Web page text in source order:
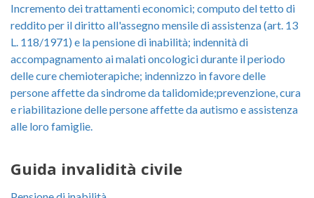
Incremento dei trattamenti economici; computo del tetto di
reddito per il diritto all'assegno mensile di assistenza (art. 13
L. 118/1971) e la pensione di inabilità; indennità di
accompagnamento ai malati oncologici durante il periodo
delle cure chemioterapiche; indennizzo in favore delle
persone affette da sindrome da talidomide;prevenzione, cura
e riabilitazione delle persone affette da autismo e assistenza
alle loro famiglie.
Guida invalidità civile